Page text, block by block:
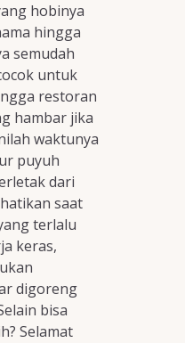
hobinya
hingga
semudah
untuk
restoran
hambar jika
waktunya
puyuh
dari
saat
terlalu
keras,
digoreng
bisa
Selamat